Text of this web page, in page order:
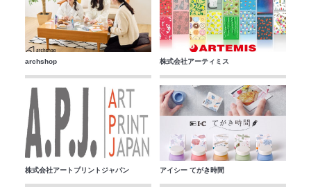
archshop 株式会社アーティミス
株式会社アートプリントジャパン アイシー てがき時間